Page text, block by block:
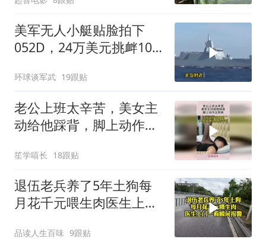
美军无人小艇贴脸拍下
052D，24万美元挑衅10
战法？
环球谈军武 19跟贴
老公上班太辛苦，美女主
动给他踩背，脚上动作太
笙学嘻长 18跟贴
退伍老兵养了5年土狗每
月花千元喂生肉医生上门
品读人生百味 9跟贴